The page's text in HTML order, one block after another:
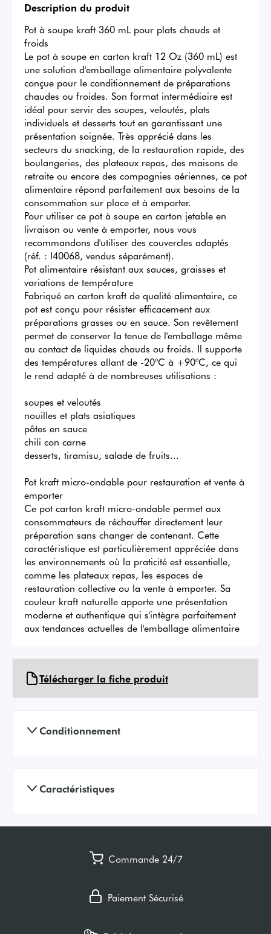
Description du produit
Pot à soupe kraft 360 mL pour plats chauds et
froids
Le pot à soupe en carton kraft 12 Oz (360 mL) est
une solution d'emballage alimentaire polyvalente
conçue pour le conditionnement de préparations
chaudes ou froides. Son format intermédiaire est
idéal pour servir des soupes, veloutés, plats
individuels et desserts tout en garantissant une
présentation soignée. Très apprécié dans les
secteurs du snacking, de la restauration rapide, des
boulangeries, des plateaux repas, des maisons de
retraite ou encore des compagnies aériennes, ce pot
alimentaire répond parfaitement aux besoins de la
consommation sur place et à emporter.
Pour utiliser ce pot à soupe en carton jetable en
livraison ou vente à emporter, nous vous
recommandons d'utiliser des couvercles adaptés
(réf. : I40068, vendus séparément).
Pot alimentaire résistant aux sauces, graisses et
variations de température
Fabriqué en carton kraft de qualité alimentaire, ce
pot est conçu pour résister efficacement aux
préparations grasses ou en sauce. Son revêtement
permet de conserver la tenue de l'emballage même
au contact de liquides chauds ou froids. Il supporte
des températures allant de -20°C à +90°C, ce qui
le rend adapté à de nombreuses utilisations :
soupes et veloutés
nouilles et plats asiatiques
pâtes en sauce
chili con carne
desserts, tiramisu, salade de fruits...
Pot kraft micro-ondable pour restauration et vente à
emporter
Ce pot carton kraft micro-ondable permet aux
consommateurs de réchauffer directement leur
préparation sans changer de contenant. Cette
caractéristique est particulièrement appréciée dans
les environnements où la praticité est essentielle,
comme les plateaux repas, les espaces de
restauration collective ou la vente à emporter. Sa
couleur kraft naturelle apporte une présentation
moderne et authentique qui s'intègre parfaitement
aux tendances actuelles de l'emballage alimentaire
Télécharger la fiche produit
Conditionnement
Caractéristiques
Commande 24/7
Paiement Sécurisé